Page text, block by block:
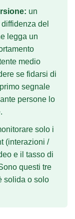
un
del
legga un
medio
se fidarsi di
segnale
persone lo
solo i
(interazioni /
e il tasso di
questi tre
solida o solo